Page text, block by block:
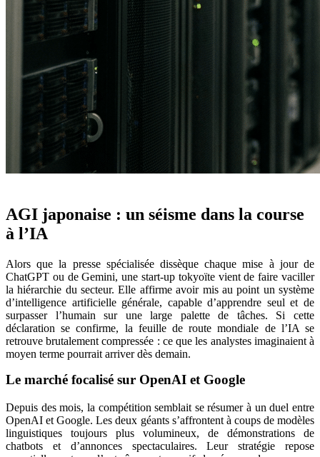
AGI japonaise : un séisme dans la course
à l’IA
Alors que la presse spécialisée dissèque chaque mise à jour de
ChatGPT ou de Gemini, une start-up tokyoïte vient de faire vaciller
la hiérarchie du secteur. Elle affirme avoir mis au point un système
d’intelligence artificielle générale, capable d’apprendre seul et de
surpasser l’humain sur une large palette de tâches. Si cette
déclaration se confirme, la feuille de route mondiale de l’IA se
retrouve brutalement compressée : ce que les analystes imaginaient à
moyen terme pourrait arriver dès demain.
Le marché focalisé sur OpenAI et Google
Depuis des mois, la compétition semblait se résumer à un duel entre
OpenAI et Google. Les deux géants s’affrontent à coups de modèles
linguistiques toujours plus volumineux, de démonstrations de
chatbots et d’annonces spectaculaires. Leur stratégie repose